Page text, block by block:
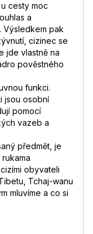
cesty moc
a
pak
cizinec se
jde vlastně na
pověstného
funkci.
jsou osobní
pomocí
vazeb a
předmět, je
obyvateli
Tchaj-wanu
mluvíme a co si